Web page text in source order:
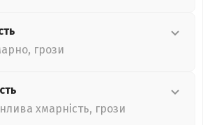
грози
хмарність, грози